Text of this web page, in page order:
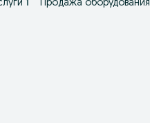
1 Продажа оборудования